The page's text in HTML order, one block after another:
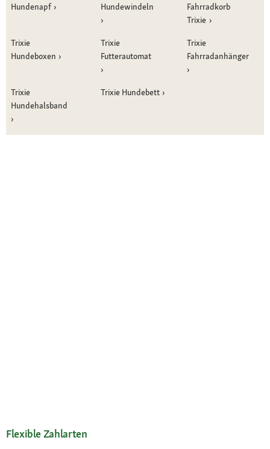
Hundenapf
Hundewindeln
Fahrradkorb
Trixie
Trixie
Hundeboxen
Trixie
Futterautomat
Trixie
Fahrradanhänger
Trixie
Hundehalsband
Trixie Hundebett
Flexible Zahlarten